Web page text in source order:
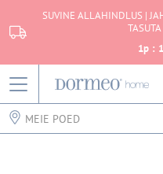
SUVINE ALLAHINDLUS |
1p :
MEIE POED